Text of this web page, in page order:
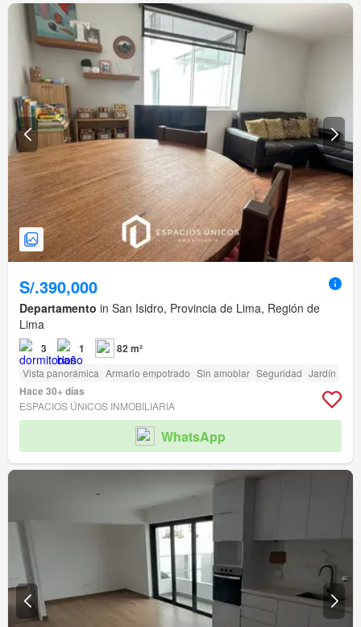
S/.390,000
Departamento in San Isidro, Provincia de Lima, Región de
Lima
3 1 82 m²
Vista panorámica Armario empotrado Sin amoblar Seguridad Jardín
Hace 30+ días
ESPACIOS ÚNICOS INMOBILIARIA
WhatsApp